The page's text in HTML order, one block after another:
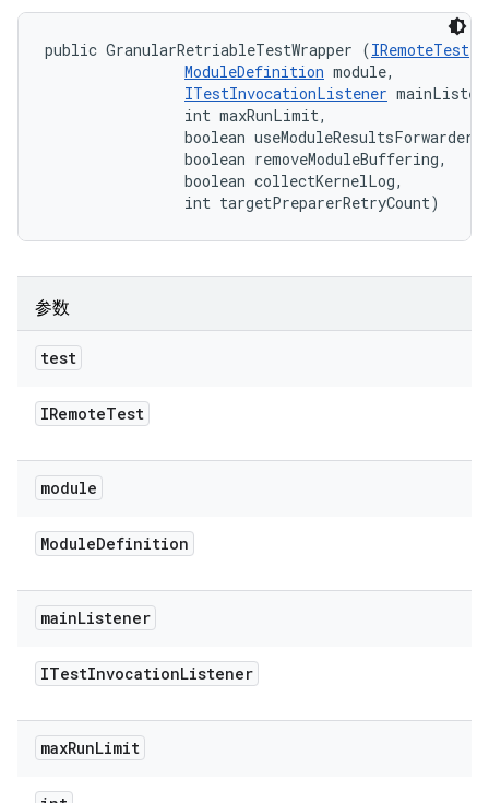
public GranularRetriableTestWrapper (IRemoteTest
ModuleDefinition module,
ITestInvocationListener
                int maxRunLimit,
boolean
                boolean removeModuleBuffering,
                boolean collectKernelLog,
                int targetPreparerRetryCount)
参数
test
IRemoteTest
module
ModuleDefinition
mainListener
ITestInvocationListener
maxRunLimit